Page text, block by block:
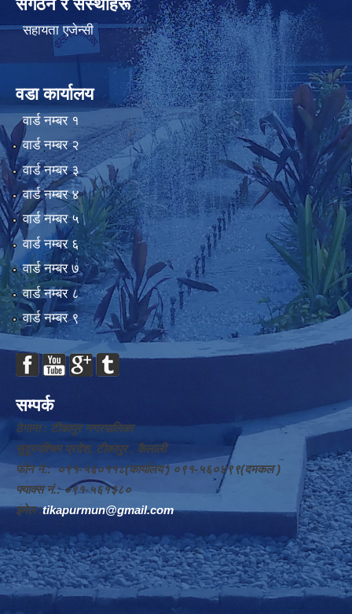
संगठन र संस्थाहरू
सहायता एजेन्सी
वडा कार्यालय
वार्ड न‌म्बर १
वार्ड न‌म्बर २
वार्ड न‌म्बर ३
वार्ड न‌म्बर ४
वार्ड न‌म्बर ५
वार्ड न‌म्बर ६
वार्ड न‌म्बर ७
वार्ड न‌म्बर ८
वार्ड न‌म्बर ९
सम्पर्क
ठेगाना : टीकापुर नगरपालिका
सुदूरपश्चिम प्रदेश, टीकापुर , कैलाली
फोन नं.: ०९१-५६०११८(कार्यालय ) ०९१-५६०४९९(दमकल )
फ्याक्स नं.: ०९१-५६१३८०
इमेल :tikapurmun@gmail.com